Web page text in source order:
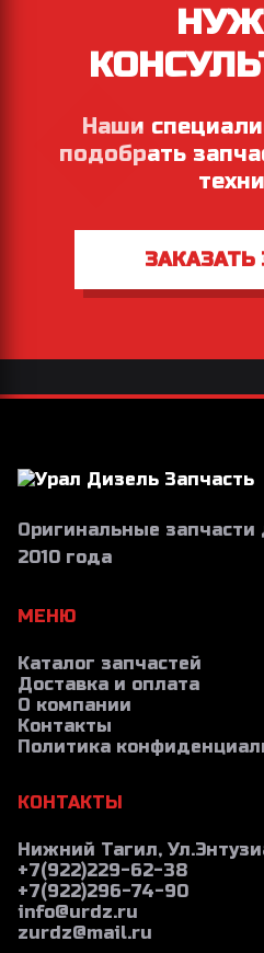
Наши
подобрать
ЗАКАЗАТЬ
Оригинальные запчасти
2010 года
МЕНЮ
Каталог запчастей
Доставка и оплата
О компании
Контакты
Политика
КОНТАКТЫ
Нижний Тагил,
+7(922)229-62-38
+7(922)296-74-90
info@urdz.ru
zurdz@mail.ru